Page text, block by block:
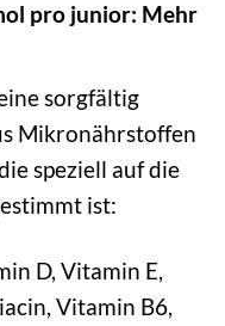
pro junior: Mehr
sorgfältig
Mikronährstoffen
speziell auf die
ist:
D, Vitamin E,
Vitamin B6,